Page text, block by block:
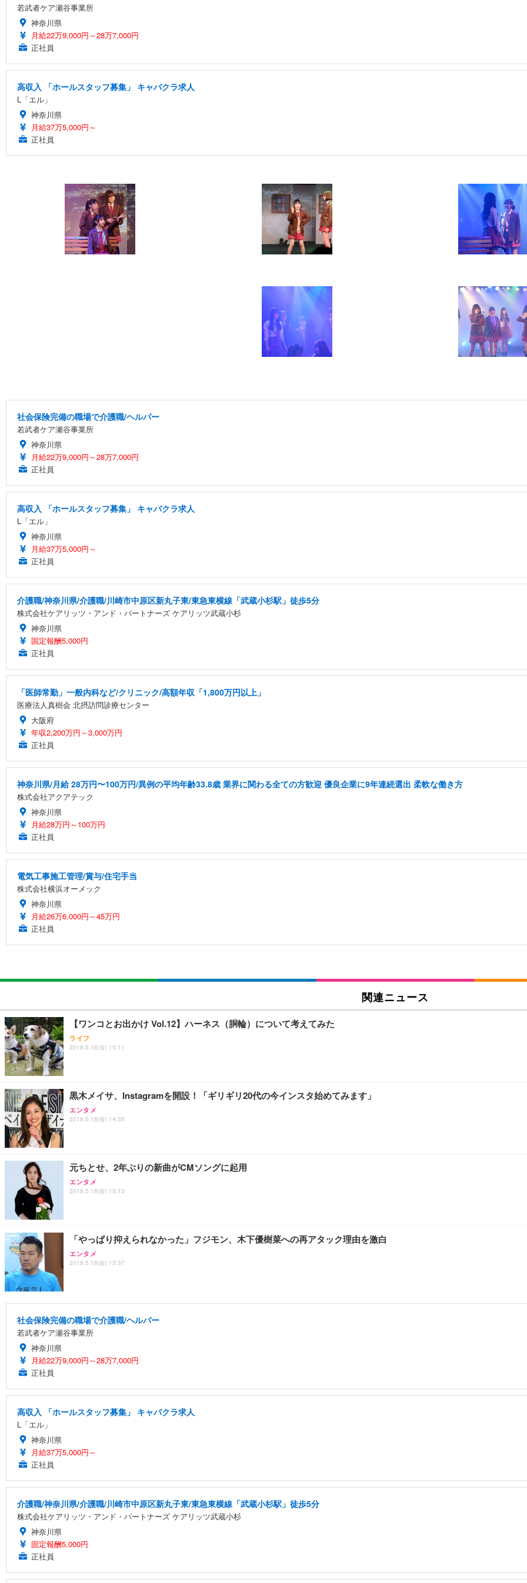
若武者ケア瀬谷事業所
神奈川県
月給22万9,000円～28万7,000円
正社員
高収入 「ホールスタッフ募集」 キャバクラ求人
L「エル」
神奈川県
月給37万5,000円～
正社員
社会保険完備の職場で介護職/ヘルパー
若武者ケア瀬谷事業所
神奈川県
月給22万9,000円～28万7,000円
正社員
高収入 「ホールスタッフ募集」 キャバクラ求人
L「エル」
神奈川県
月給37万5,000円～
正社員
介護職/神奈川県/介護職/川崎市中原区新丸子東/東急東横線「武蔵小杉駅」徒歩5分
株式会社ケアリッツ・アンド・パートナーズ ケアリッツ武蔵小杉
神奈川県
固定報酬5,000円
正社員
「医師常勤」一般内科など/クリニック/高額年収「1,800万円以上」
医療法人真樹会 北摂訪問診療センター
大阪府
年収2,200万円～3,000万円
正社員
神奈川県/月給 28万円〜100万円/異例の平均年齢33.8歳 業界に関わる全ての方歓迎 優良企業に9年連続選出 柔軟な働き方
株式会社アクアテック
神奈川県
月給28万円～100万円
正社員
電気工事施工管理/賞与/住宅手当
株式会社横浜オーメック
神奈川県
月給26万6,000円～45万円
正社員
関連ニュース
【ワンコとお出かけ Vol.12】ハーネス（胴輪）について考えてみた
ライフ
2018.5.18(金) 15:11
黒木メイサ、Instagramを開設！「ギリギリ20代の今インスタ始めてみます」
エンタメ
2018.5.18(金) 14:35
元ちとせ、2年ぶりの新曲がCMソングに起用
エンタメ
2018.5.18(金) 15:13
「やっぱり抑えられなかった」フジモン、木下優樹菜への再アタック理由を激白
エンタメ
2018.5.18(金) 13:37
社会保険完備の職場で介護職/ヘルパー
若武者ケア瀬谷事業所
神奈川県
月給22万9,000円～28万7,000円
正社員
高収入 「ホールスタッフ募集」 キャバクラ求人
L「エル」
神奈川県
月給37万5,000円～
正社員
介護職/神奈川県/介護職/川崎市中原区新丸子東/東急東横線「武蔵小杉駅」徒歩5分
株式会社ケアリッツ・アンド・パートナーズ ケアリッツ武蔵小杉
神奈川県
固定報酬5,000円
正社員